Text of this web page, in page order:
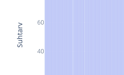
40
60
Suhtarv